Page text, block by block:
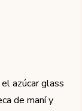
azúcar glass
de maní y